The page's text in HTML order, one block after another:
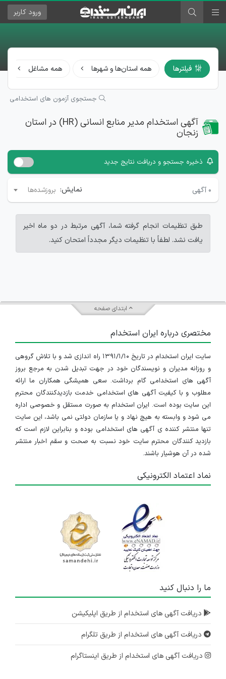
ورود کاربر
فیلترها همه استان‌ها و شهرها همه مشاغل
جستجوی آزمون های استخدامی
آگهی استخدام مدیر منابع انسانی (HR) در استان
زنجان
ذخیره جستجو و دریافت نتایج جدید
۰ آگهی نمایش: بروزشده‌ها
طبق تنظیمات انجام گرفته شما، آگهی مرتبط در دو ماه اخیر
یافت نشد. لطفاً با تنظیمات دیگر مجدداً امتحان کنید.
ابتدای صفحه
مختصری درباره ایران استخدام
سایت ایران استخدام در تاریخ ۱۳۹۱/۱/۱۰ راه اندازی شد و با تلاش گروهی
و روزانه مدیران و نویسندگان خود در جهت تبدیل شدن به مرجع بروز
آگهی های استخدامی گام برداشت. سعی همیشگی همکاران ما ارائه
مطلوب و با کیفیت آگهی های استخدامی خدمت بازدیدکنندگان محترم
این سایت بوده است. ایران استخدام به صورت مستقل و خصوصی اداره
می شود و وابسته به هیچ نهاد و یا سازمان دولتی نمی باشد، این سایت
تنها منتشر کننده ی آگهی های استخدامی بوده و بنابراین لازم است که
بازدید کنندگان محترم سایت خود نسبت به صحت و سقم اخبار منتشر
شده در آن هوشیار باشند.
نماد اعتماد الکترونیکی
ما را دنبال کنید
دریافت آگهی های استخدام از طریق اپلیکیشن
دریافت آگهی های استخدام از طریق تلگرام
دریافت آگهی های استخدام از طریق اینستاگرام